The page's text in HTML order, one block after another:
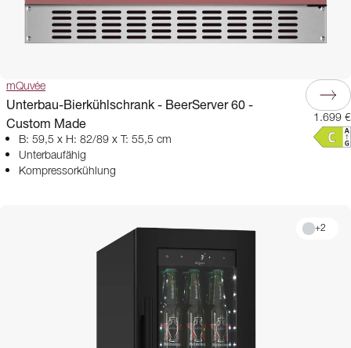
mQuvée
Unterbau-Bierkühlschrank - BeerServer 60 -
Custom Made
B: 59,5 x H: 82/89 x T: 55,5 cm
Unterbaufähig
Kompressorkühlung
1.699 €
+2